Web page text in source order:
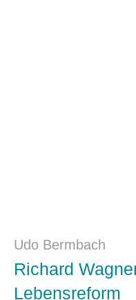
Udo Bermbach
Richard
Lebensreform